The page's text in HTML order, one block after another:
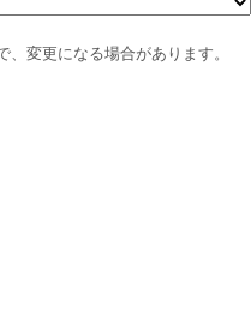
変更になる場合があります。